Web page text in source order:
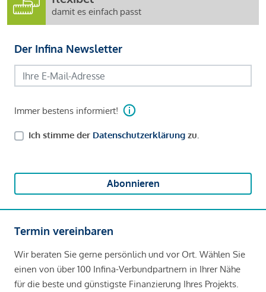
damit es einfach passt
Der Infina Newsletter
Immer bestens informiert!
Ich stimme der Datenschutzerklärung zu.
Abonnieren
Termin vereinbaren
Wir beraten Sie gerne persönlich und vor Ort. Wählen Sie
einen von über 100 Infina-Verbundpartnern in Ihrer Nähe
für die beste und günstigste Finanzierung Ihres Projekts.